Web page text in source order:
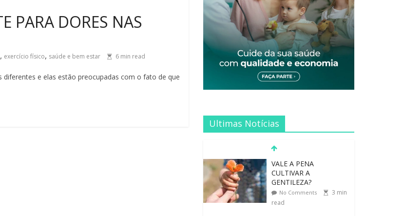
PARA DORES NAS
, exercício físico, saúde e bem estar 6 min read
e elas estão preocupadas com o fato de que
Ultimas Notícias
REINVENTANDO A
VIDA AOS 70 ANOS
No Comments
read